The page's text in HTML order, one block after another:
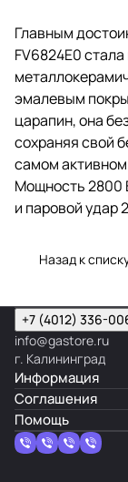
Главным
FV6824E0
эмалевым
царапин, она
сохраняя свой
самом
Мощность 2800
и паровой удар
Назад к
+7 (4012) 336-
info@gastore.ru
г. Калининград
Информация
Соглашения
Помощь